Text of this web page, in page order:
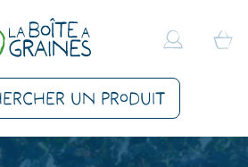
un produit